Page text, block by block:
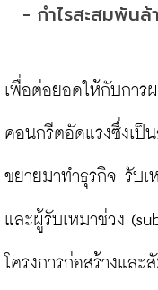
- กำไรสะสมพันล้
เพื่อต่อยอดให้กับกา
คอนกรีตอัดแรงซึ่งเป็
ขยายมาทำธุรกิจ รับเ
และผู้รับเหมาช่วง
โครงการก่อสร้างแล